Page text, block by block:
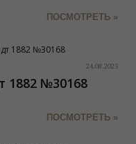
ПОСМОТРЕТЬ »
24.08.2025
1882 №30168
ПОСМОТРЕТЬ »